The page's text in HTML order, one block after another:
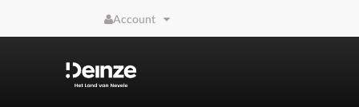
Account